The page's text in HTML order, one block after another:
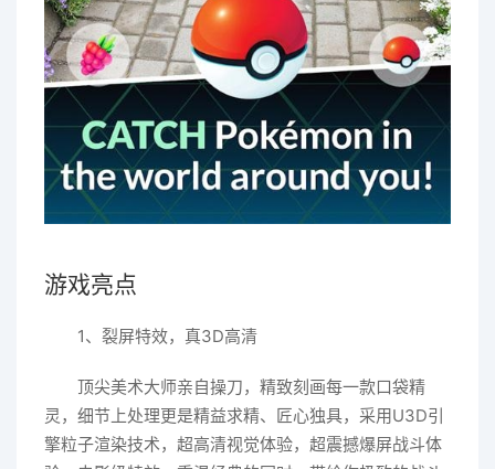
游戏亮点
1、裂屏特效，真3D高清
顶尖美术大师亲自操刀，精致刻画每一款口袋精
灵，细节上处理更是精益求精、匠心独具，采用U3D引
擎粒子渲染技术，超高清视觉体验，超震撼爆屏战斗体